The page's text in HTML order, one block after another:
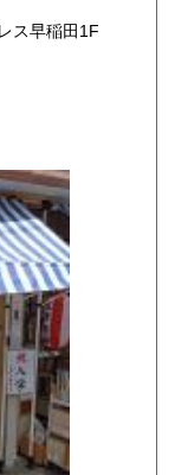
ス早稲田1F